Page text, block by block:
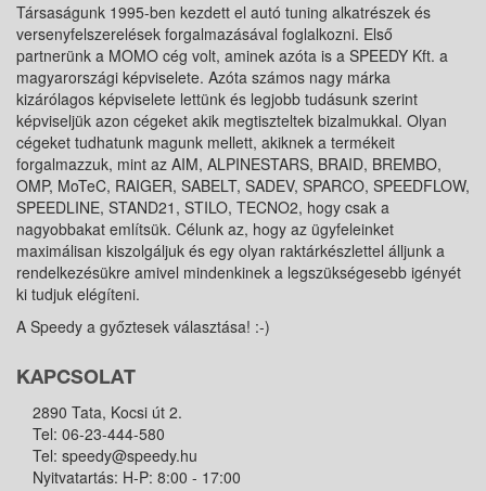
Társaságunk 1995-ben kezdett el autó tuning alkatrészek és
versenyfelszerelések forgalmazásával foglalkozni. Első
partnerünk a MOMO cég volt, aminek azóta is a SPEEDY Kft. a
magyarországi képviselete. Azóta számos nagy márka
kizárólagos képviselete lettünk és legjobb tudásunk szerint
képviseljük azon cégeket akik megtiszteltek bizalmukkal. Olyan
cégeket tudhatunk magunk mellett, akiknek a termékeit
forgalmazzuk, mint az AIM, ALPINESTARS, BRAID, BREMBO,
OMP, MoTeC, RAIGER, SABELT, SADEV, SPARCO, SPEEDFLOW,
SPEEDLINE, STAND21, STILO, TECNO2, hogy csak a
nagyobbakat említsük. Célunk az, hogy az ügyfeleinket
maximálisan kiszolgáljuk és egy olyan raktárkészlettel álljunk a
rendelkezésükre amivel mindenkinek a legszükségesebb igényét
ki tudjuk elégíteni.
A Speedy a győztesek választása! :-)
KAPCSOLAT
2890 Tata, Kocsi út 2.
Tel: 06-23-444-580
Tel: speedy@speedy.hu
Nyitvatartás: H-P: 8:00 - 17:00